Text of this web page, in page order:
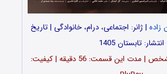
زاده | ژانر: اجتماعی، درام، خانوادگی | تاریخ
انتشار: تابستان 1405
تعداد قسمت‌ ها: نامشخص | مدت این قسمت: 56 دقیقه | کیفیت: